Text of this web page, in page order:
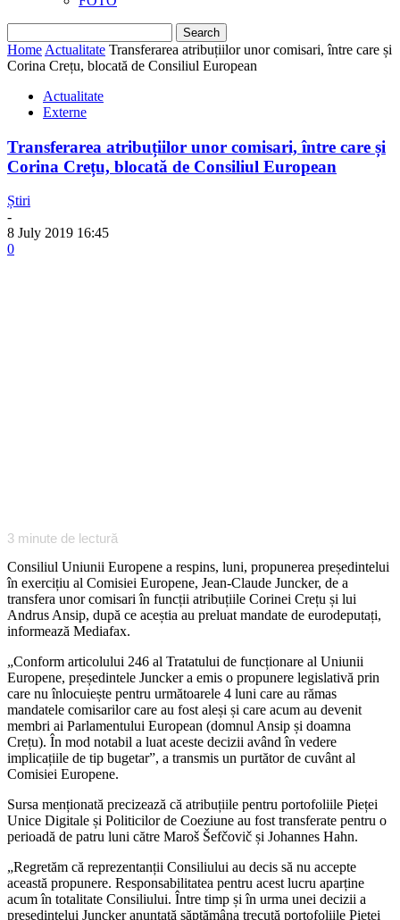
Home Actualitate Transferarea atribuțiilor unor comisari, între care și
Corina Crețu, blocată de Consiliul European
Actualitate
Externe
Transferarea atribuțiilor unor comisari, între care și
Corina Crețu, blocată de Consiliul European
Știri
-
8 July 2019 16:45
0
3 minute de lectură
Consiliul Uniunii Europene a respins, luni, propunerea președintelui
în exercițiu al Comisiei Europene, Jean-Claude Juncker, de a
transfera unor comisari în funcții atribuțiile Corinei Crețu și lui
Andrus Ansip, după ce aceștia au preluat mandate de eurodeputați,
informează Mediafax.
„Conform articolului 246 al Tratatului de funcționare al Uniunii
Europene, președintele Juncker a emis o propunere legislativă prin
care nu înlocuiește pentru următoarele 4 luni care au rămas
mandatele comisarilor care au fost aleși și care acum au devenit
membri ai Parlamentului European (domnul Ansip și doamna
Crețu). În mod notabil a luat aceste decizii având în vedere
implicațiile de tip bugetar”, a transmis un purtător de cuvânt al
Comisiei Europene.
Sursa menționată precizează că atribuțiile pentru portofoliile Pieței
Unice Digitale și Politicilor de Coeziune au fost transferate pentru o
perioadă de patru luni către Maroš Šefčovič și Johannes Hahn.
„Regretăm că reprezentanții Consiliului au decis să nu accepte
această propunere. Responsabilitatea pentru acest lucru aparține
acum în totalitate Consiliului. Între timp și în urma unei decizii a
președintelui Juncker anunțată săptămâna trecută portofoliile Pieței